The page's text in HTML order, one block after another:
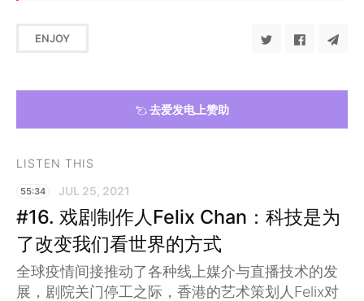
ENJOY
去爱发电上赞助
LISTEN THIS
55:34 JUL 25, 2021
#16. 戏剧制作人Felix Chan：科技是为
了改变我们看世界的方式
全球疫情间接推动了各种线上媒介与直播技术的发
展，剧院关门停工之际，香港的艺术策划人Felix对